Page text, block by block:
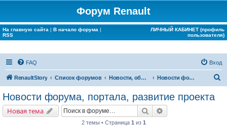
Форум Renault
На главную сайта | В начало форума |
RSS
ЛИЧНЫЙ КАБИНЕТ (профиль
пользователя)
FAQ Вход
RenaultStory Список форумов Новости, объявления, срочная информация Новости форума, портала, развитие проекта
Новости форума, портала, развитие проекта
Новая тема Поиск
2 темы • Страница 1 из 1